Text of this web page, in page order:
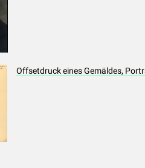
Offsetdruck eines Gemäldes,